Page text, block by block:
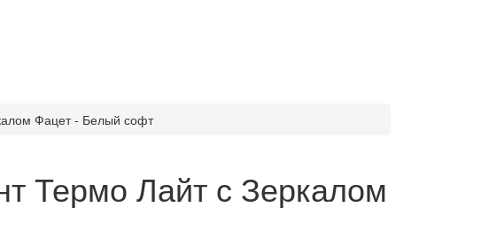
Фацет - Белый софт
Термо Лайт с Зеркалом